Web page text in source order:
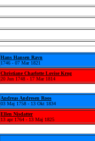
Hans Hansen Ravn
1746 - 07 Mar 1821
Christiane Charlotte Lovise Krog
20 Jun 1748 - 17 Mar 1814
Andreas Andresen Roos
03 Maj 1758 - 13 Okt 1834
Ellen Nisdatter
13 apr 1764 - 13 Maj 1825